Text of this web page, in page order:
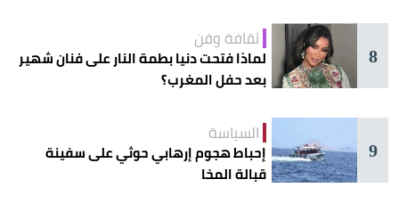
8
ثقافة وفن
لماذا فتحت دنيا بطمة النار على فنان شهير
بعد حفل المغرب؟
9
السياسة
إحباط هجوم إرهابي حوثي على سفينة
قبالة المخا